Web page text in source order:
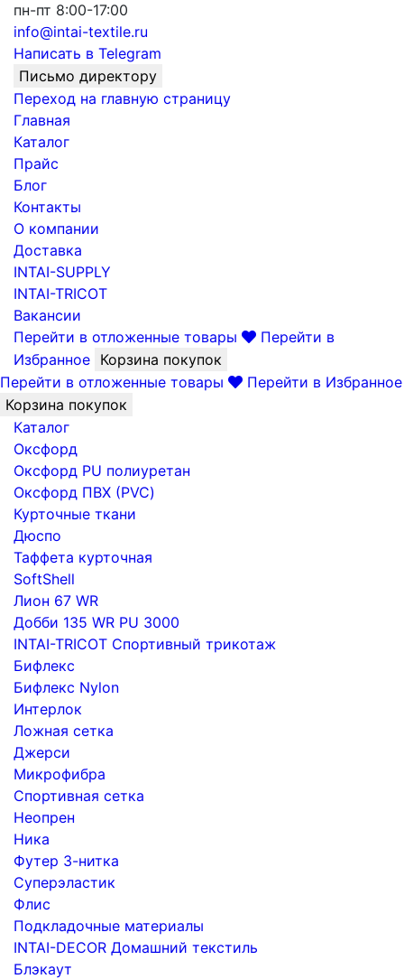
пн-пт 8:00-17:00
info@intai-textile.ru
Написать в Telegram
Письмо директору
Переход на главную страницу
Главная
Каталог
Прайс
Блог
Контакты
О компании
Доставка
INTAI-SUPPLY
INTAI-TRICOT
Вакансии
Перейти в отложенные товары
Перейти в
Избранное Корзина покупок
Перейти в отложенные товары
Перейти в Избранное
Корзина покупок
Каталог
Оксфорд
Оксфорд PU полиуретан
Оксфорд ПВХ (PVC)
Курточные ткани
Дюспо
Таффета курточная
SoftShell
Лион 67 WR
Добби 135 WR PU 3000
INTAI-TRICOT Спортивный трикотаж
Бифлекс
Бифлекс Nylon
Интерлок
Ложная сетка
Джерси
Микрофибра
Спортивная сетка
Неопрен
Ника
Футер 3-нитка
Суперэластик
Флис
Подкладочные материалы
INTAI-DECOR Домашний текстиль
Блэкаут